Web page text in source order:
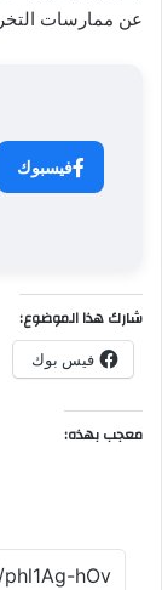
عن ممارسات
فيسبوك
شارك هذا الموضوع:
فيس بوك
معجب بهذه: